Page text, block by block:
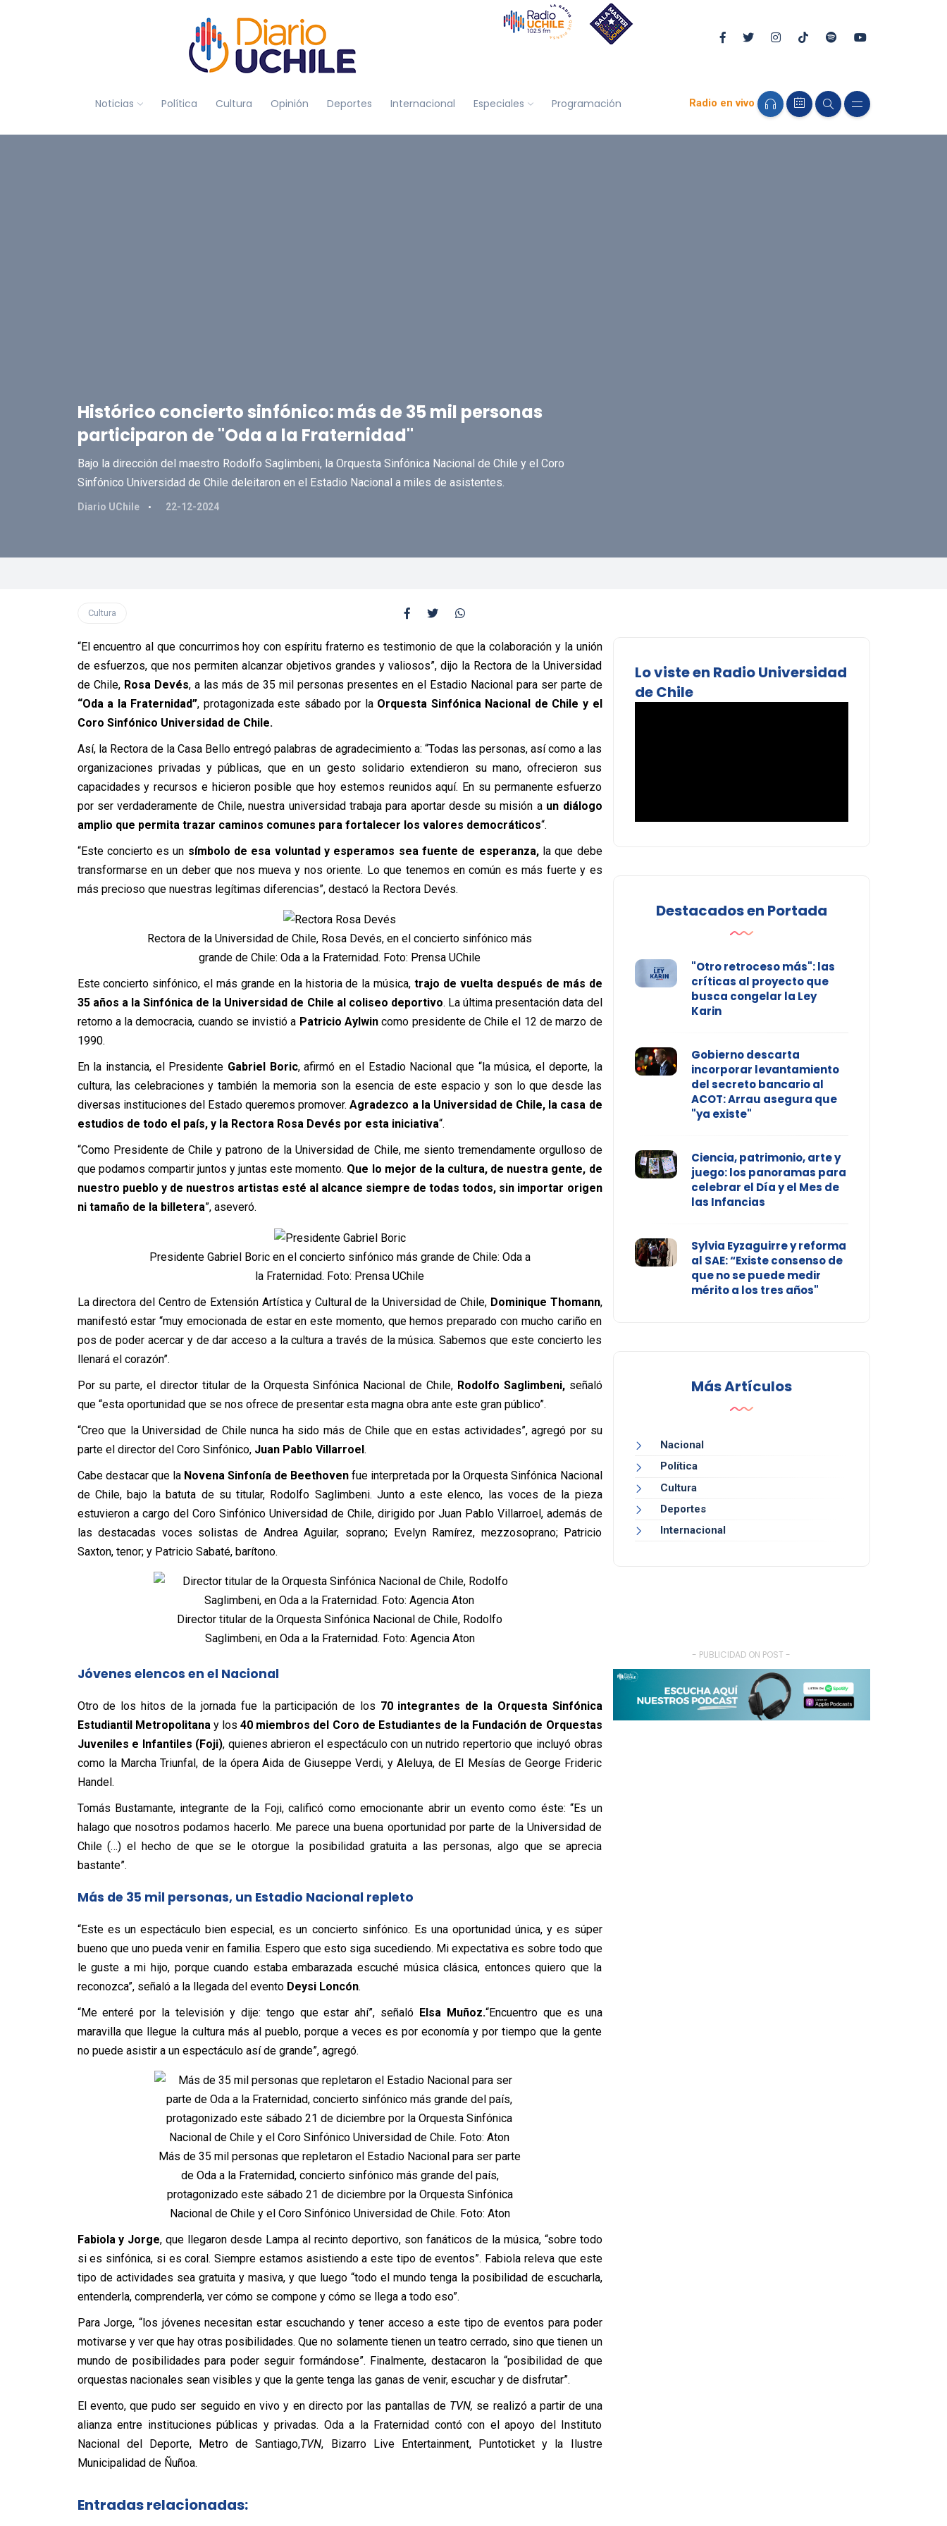
Noticias Política Cultura Opinión Deportes Internacional Especiales Programación Radio en vivo
Histórico concierto sinfónico: más de 35 mil personas
participaron de "Oda a la Fraternidad"
Bajo la dirección del maestro Rodolfo Saglimbeni, la Orquesta Sinfónica Nacional de Chile y el Coro
Sinfónico Universidad de Chile deleitaron en el Estadio Nacional a miles de asistentes.
Diario UChile 22-12-2024
Cultura
“El encuentro al que concurrimos hoy con espíritu fraterno es testimonio de que la colaboración y la unión
de esfuerzos, que nos permiten alcanzar objetivos grandes y valiosos”, dijo la Rectora de la Universidad
de Chile, Rosa Devés, a las más de 35 mil personas presentes en el Estadio Nacional para ser parte de
“Oda a la Fraternidad”, protagonizada este sábado por laOrquesta Sinfónica Nacional de Chile y el
Coro Sinfónico Universidad de Chile.
Así, la Rectora de la Casa Bello entregó palabras de agradecimiento a: “Todas las personas, así como a las
organizaciones privadas y públicas, que en un gesto solidario extendieron su mano, ofrecieron sus
capacidades y recursos e hicieron posible que hoy estemos reunidos aquí. En su permanente esfuerzo
por ser verdaderamente de Chile, nuestra universidad trabaja para aportar desde su misión a un diálogo
amplio que permita trazar caminos comunes para fortalecer los valores democráticos“.
“Este concierto es un símbolo de esa voluntad y esperamos sea fuente de esperanza, la que debe
transformarse en un deber que nos mueva y nos oriente. Lo que tenemos en común es más fuerte y es
más precioso que nuestras legítimas diferencias”, destacó la Rectora Devés.
Rectora de la Universidad de Chile, Rosa Devés, en el concierto sinfónico más
grande de Chile: Oda a la Fraternidad. Foto: Prensa UChile
Este concierto sinfónico, el más grande en la historia de la música,trajo de vuelta después de más de
35 años a la Sinfónica de la Universidad de Chile al coliseo deportivo. La última presentación data del
retorno a la democracia, cuando se invistió a Patricio Aylwin como presidente de Chile el 12 de marzo de
1990.
En la instancia, el Presidente Gabriel Boric, afirmó en el Estadio Nacional que “la música, el deporte, la
cultura, las celebraciones y también la memoria son la esencia de este espacio y son lo que desde las
diversas instituciones del Estado queremos promover.Agradezco a la Universidad de Chile, la casa de
estudios de todo el país, y la Rectora Rosa Devés por esta iniciativa“.
“Como Presidente de Chile y patrono de la Universidad de Chile, me siento tremendamente orgulloso de
que podamos compartir juntos y juntas este momento. Que lo mejor de la cultura, de nuestra gente, de
nuestro pueblo y de nuestros artistas esté al alcance siempre de todas todos, sin importar origen
ni tamaño de la billetera”, aseveró.
Presidente Gabriel Boric en el concierto sinfónico más grande de Chile: Oda a
la Fraternidad. Foto: Prensa UChile
La directora del Centro de Extensión Artística y Cultural de la Universidad de Chile, Dominique Thomann,
manifestó estar “muy emocionada de estar en este momento, que hemos preparado con mucho cariño en
pos de poder acercar y de dar acceso a la cultura a través de la música. Sabemos que este concierto les
llenará el corazón”.
Por su parte, el director titular de la Orquesta Sinfónica Nacional de Chile, Rodolfo Saglimbeni,señaló
que “esta oportunidad que se nos ofrece de presentar esta magna obra ante este gran público”.
“Creo que la Universidad de Chile nunca ha sido más de Chile que en estas actividades”, agregó por su
parte el director del Coro Sinfónico, Juan Pablo Villarroel.
Cabe destacar que la Novena Sinfonía de Beethoven fue interpretada por la Orquesta Sinfónica Nacional
de Chile, bajo la batuta de su titular, Rodolfo Saglimbeni. Junto a este elenco, las voces de la pieza
estuvieron a cargo del Coro Sinfónico Universidad de Chile, dirigido por Juan Pablo Villarroel, además de
las destacadas voces solistas de Andrea Aguilar, soprano; Evelyn Ramírez, mezzosoprano; Patricio
Saxton, tenor; y Patricio Sabaté, barítono.
Director titular de la Orquesta Sinfónica Nacional de Chile, Rodolfo
Saglimbeni, en Oda a la Fraternidad. Foto: Agencia Aton
Jóvenes elencos en el Nacional
Otro de los hitos de la jornada fue la participación de los 70 integrantes de la Orquesta Sinfónica
Estudiantil Metropolitana y los40 miembros del Coro de Estudiantes de la Fundación de Orquestas
Juveniles e Infantiles (Foji), quienes abrieron el espectáculo con un nutrido repertorio que incluyó obras
como la Marcha Triunfal, de la ópera Aida de Giuseppe Verdi, y Aleluya, de El Mesías de George Frideric
Handel.
Tomás Bustamante, integrante de la Foji, calificó como emocionante abrir un evento como éste: “Es un
halago que nosotros podamos hacerlo. Me parece una buena oportunidad por parte de la Universidad de
Chile (…) el hecho de que se le otorgue la posibilidad gratuita a las personas, algo que se aprecia
bastante”.
Más de 35 mil personas, un Estadio Nacional repleto
“Este es un espectáculo bien especial, es un concierto sinfónico. Es una oportunidad única, y es súper
bueno que uno pueda venir en familia. Espero que esto siga sucediendo. Mi expectativa es sobre todo que
le guste a mi hijo, porque cuando estaba embarazada escuché música clásica, entonces quiero que la
reconozca”, señaló a la llegada del evento Deysi Loncón.
“Me enteré por la televisión y dije: tengo que estar ahí”, señaló Elsa Muñoz.“Encuentro que es una
maravilla que llegue la cultura más al pueblo, porque a veces es por economía y por tiempo que la gente
no puede asistir a un espectáculo así de grande”, agregó.
Más de 35 mil personas que repletaron el Estadio Nacional para ser parte
de Oda a la Fraternidad, concierto sinfónico más grande del país,
protagonizado este sábado 21 de diciembre por la Orquesta Sinfónica
Nacional de Chile y el Coro Sinfónico Universidad de Chile. Foto: Aton
Fabiola y Jorge, que llegaron desde Lampa al recinto deportivo, son fanáticos de la música, “sobre todo
si es sinfónica, si es coral. Siempre estamos asistiendo a este tipo de eventos”. Fabiola releva que este
tipo de actividades sea gratuita y masiva, y que luego “todo el mundo tenga la posibilidad de escucharla,
entenderla, comprenderla, ver cómo se compone y cómo se llega a todo eso”.
Para Jorge, “los jóvenes necesitan estar escuchando y tener acceso a este tipo de eventos para poder
motivarse y ver que hay otras posibilidades. Que no solamente tienen un teatro cerrado, sino que tienen un
mundo de posibilidades para poder seguir formándose”. Finalmente, destacaron la “posibilidad de que
orquestas nacionales sean visibles y que la gente tenga las ganas de venir, escuchar y de disfrutar”.
El evento, que pudo ser seguido en vivo y en directo por las pantallas de TVN, se realizó a partir de una
alianza entre instituciones públicas y privadas. Oda a la Fraternidad contó con el apoyo del Instituto
Nacional del Deporte, Metro de Santiago,TVN, Bizarro Live Entertainment, Puntoticket y la Ilustre
Municipalidad de Ñuñoa.
Entradas relacionadas:
Lo viste en Radio Universidad
de Chile
Destacados en Portada
"Otro retroceso más": las
críticas al proyecto que
busca congelar la Ley
Karin
Gobierno descarta
incorporar levantamiento
del secreto bancario al
ACOT: Arrau asegura que
"ya existe"
Ciencia, patrimonio, arte y
juego: los panoramas para
celebrar el Día y el Mes de
las Infancias
Sylvia Eyzaguirre y reforma
al SAE: “Existe consenso de
que no se puede medir
mérito a los tres años"
Más Artículos
Nacional
Política
Cultura
Deportes
Internacional
- PUBLICIDAD ON POST -